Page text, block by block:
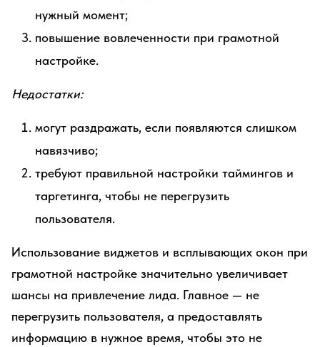
нужный момент;
повышение вовлеченности при грамотной
настройке.
Недостатки:
могут раздражать, если появляются слишком
навязчиво;
требуют правильной настройки таймингов и
таргетинга, чтобы не перегрузить
пользователя.
Использование виджетов и всплывающих окон при
грамотной настройке значительно увеличивает
шансы на привлечение лида. Главное — не
перегрузить пользователя, а предоставлять
информацию в нужное время, чтобы это не